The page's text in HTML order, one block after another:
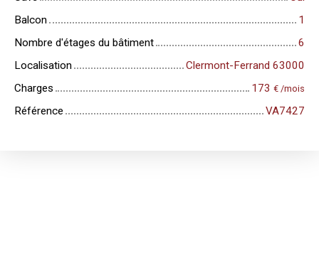
Balcon
1
Nombre d'étages du bâtiment
6
Localisation
Clermont-Ferrand 63000
Charges
173 € /mois
Référence VA7427